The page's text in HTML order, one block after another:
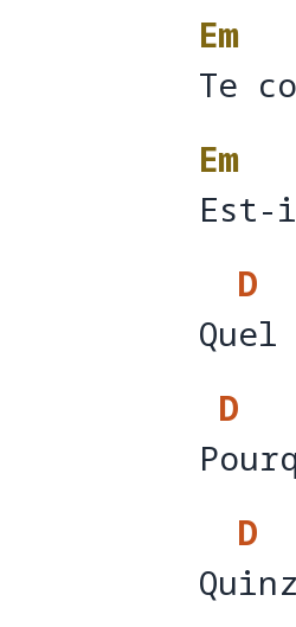
Em
Te
Te
Em
Est-
Qu
D
el
Quel
P
D
Qu
D
i